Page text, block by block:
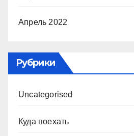
Апрель 2022
Рубрики
Uncategorised
Куда поехать